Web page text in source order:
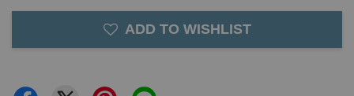
ADD TO WISHLIST